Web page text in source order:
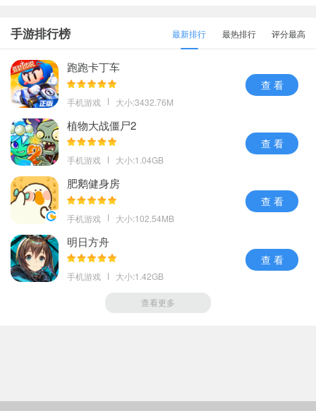
手游排行榜 最新排行 最热排行 评分最高
跑跑卡丁车
手机游戏 大小:3432.76M
查 看
植物大战僵尸2
手机游戏 大小:1.04GB
查 看
肥鹅健身房
手机游戏 大小:102.54MB
查 看
明日方舟
手机游戏 大小:1.42GB
查 看
查看更多